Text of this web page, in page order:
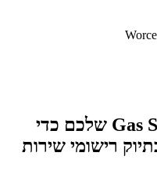
לא הרווחתם את תג ה-Gas Safe שלכם כדי
רישומי שירות